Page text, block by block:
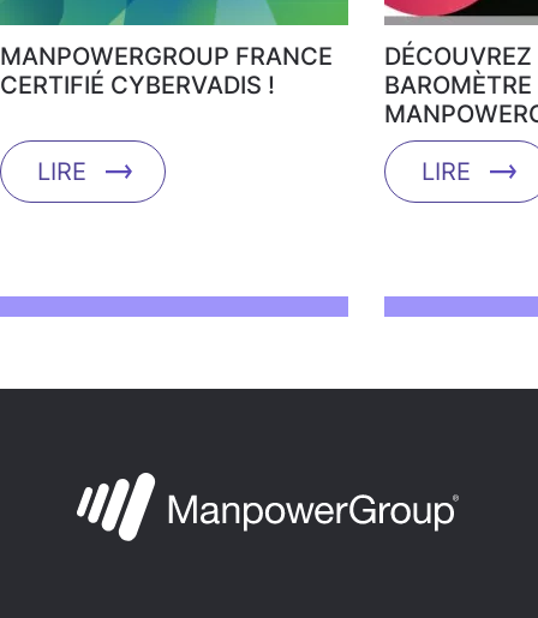
MANPOWERGROUP FRANCE
CERTIFIÉ CYBERVADIS !
LIRE
DÉCOUVREZ
LIRE